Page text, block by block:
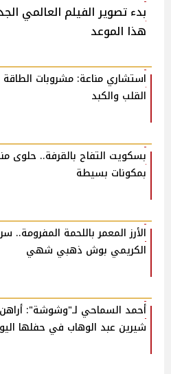
هذا الموعد
استشاري مناعة: مشروبات
القلب والكبد
بسكويت التفاح بالقرفة.. حلوى
بمكونات بسيطة
الأرز المعمر باللحمة المفرومة..
الكريمي بوش ذهبي شهي
أحمد السماحي لـ"وشوشة":
شيرين عبد الوهاب في حفلها